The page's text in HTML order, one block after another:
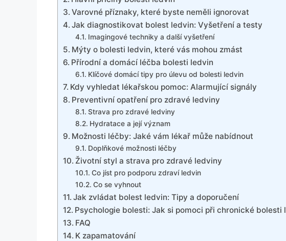
Varovné příznaky, které byste neměli ignorovat
Jak diagnostikovat bolest ledvin: Vyšetření a testy
Imagingové techniky a další vyšetření
Mýty o bolesti ledvin, které vás mohou zmást
Přírodní a domácí léčba bolesti ledvin
Klíčové domácí tipy pro úlevu od bolesti ledvin
Kdy vyhledat lékařskou pomoc: Alarmující signály
Preventivní opatření pro zdravé ledviny
Strava pro zdravé ledviny
Hydratace a její význam
Možnosti léčby: Jaké vám lékař může nabídnout
Doplňkové možnosti léčby
Životní styl a strava pro zdravé ledviny
Co jíst pro podporu zdraví ledvin
Co se vyhnout
Jak zvládat bolest ledvin: Tipy a doporučení
Psychologie bolesti: Jak si pomoci při chronické bolesti
FAQ
K zapamatování